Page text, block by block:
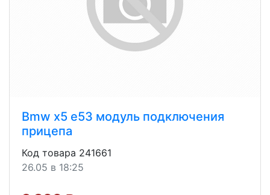
Bmw x5 e53 модуль подключения
прицепа
Код товара 241661
26.05 в 18:25